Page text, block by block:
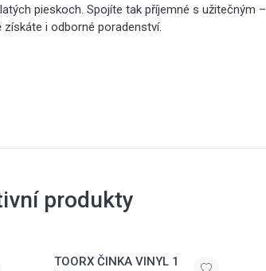
pieskoch. Spojíte tak příjemné s užitečným –
i odborné poradenství.
produkty
TOORX ČINKA VINYL 1